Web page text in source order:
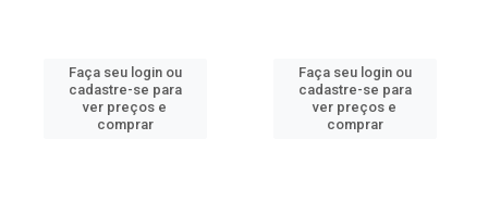
Faça seu login ou
cadastre-se para
ver preços e
comprar
Faça seu login ou
cadastre-se para
ver preços e
comprar